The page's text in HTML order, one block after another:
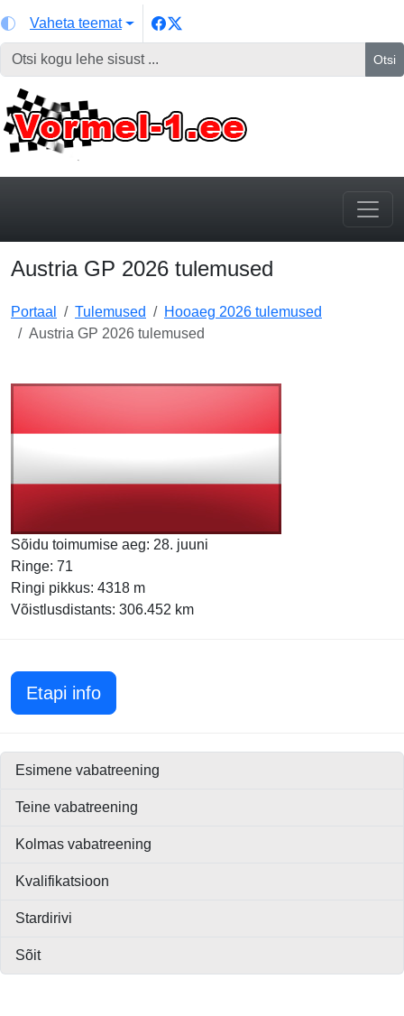
Vaheta teemat
Otsi
Austria GP 2026 tulemused
Portaal Tulemused
Hooaeg 2026 tulemused
Austria GP 2026 tulemused
Sõidu toimumise aeg: 28. juuni
Ringe: 71
Ringi pikkus: 4318 m
Võistlusdistants: 306.452 km
Etapi infoAustria GP 2026
Esimene vabatreening
Teine vabatreening
Kolmas vabatreening
Kvalifikatsioon
Stardirivi
Sõit